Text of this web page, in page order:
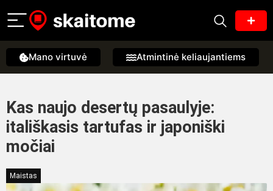
Mano virtuvė Atmintinė keliaujantiems
Kas naujo desertų pasaulyje:
itališkasis tartufas ir japoniški
močiai
Maistas